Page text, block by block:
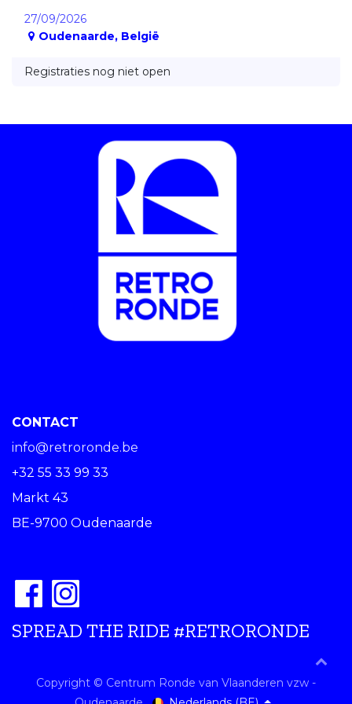
27/09/2026
Oudenaarde, België
Registraties nog niet open
CONTACT
info@retroronde.be
+32 55 33 99 33
Markt 43
BE-9700 Oudenaarde
SPREAD THE RIDE #RETRORONDE
Copyright © Centrum Ronde van Vlaanderen vzw -